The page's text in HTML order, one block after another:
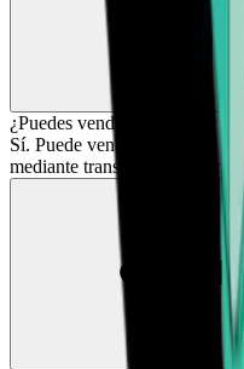
¿Puedes vender AVAX por
Sí. Puede vender AVAX en
mediante transferencia